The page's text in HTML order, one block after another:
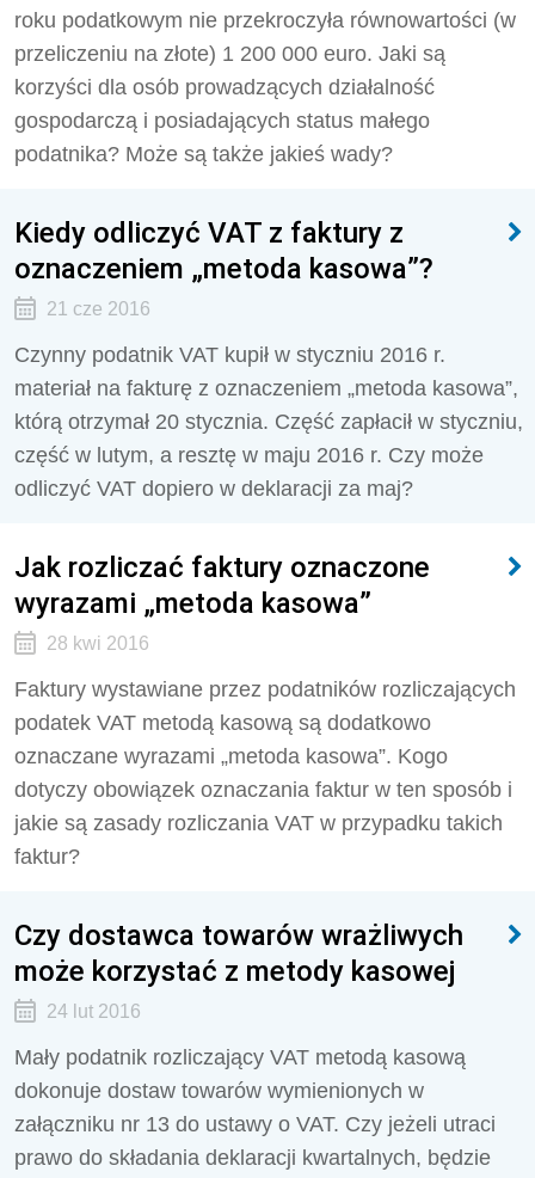
roku podatkowym nie przekroczyła równowartości (w
przeliczeniu na złote) 1 200 000 euro. Jaki są
korzyści dla osób prowadzących działalność
gospodarczą i posiadających status małego
podatnika? Może są także jakieś wady?
Kiedy odliczyć VAT z faktury z
oznaczeniem „metoda kasowa”?
21 cze 2016
Czynny podatnik VAT kupił w styczniu 2016 r.
materiał na fakturę z oznaczeniem „metoda kasowa”,
którą otrzymał 20 stycznia. Część zapłacił w styczniu,
część w lutym, a resztę w maju 2016 r. Czy może
odliczyć VAT dopiero w deklaracji za maj?
Jak rozliczać faktury oznaczone
wyrazami „metoda kasowa”
28 kwi 2016
Faktury wystawiane przez podatników rozliczających
podatek VAT metodą kasową są dodatkowo
oznaczane wyrazami „metoda kasowa”. Kogo
dotyczy obowiązek oznaczania faktur w ten sposób i
jakie są zasady rozliczania VAT w przypadku takich
faktur?
Czy dostawca towarów wrażliwych
może korzystać z metody kasowej
24 lut 2016
Mały podatnik rozliczający VAT metodą kasową
dokonuje dostaw towarów wymienionych w
załączniku nr 13 do ustawy o VAT. Czy jeżeli utraci
prawo do składania deklaracji kwartalnych, będzie